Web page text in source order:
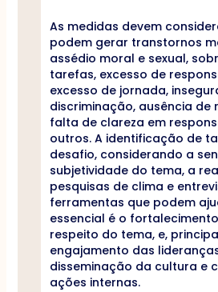
As medidas devem
podem gerar transtornos
assédio moral e sexual,
tarefas, excesso de
excesso de jornada,
discriminação, ausência de
falta de clareza em
outros. A identificação de
desafio, considerando a
subjetividade do tema, a
pesquisas de clima e
ferramentas que podem
essencial é o
respeito do tema, e,
engajamento das
disseminação da cultura e
ações internas.